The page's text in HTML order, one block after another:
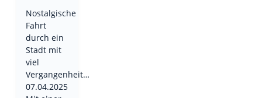
Nostalgische
Fahrt
durch ein
Stadt mit
viel
Vergangenheit…
07.04.2025